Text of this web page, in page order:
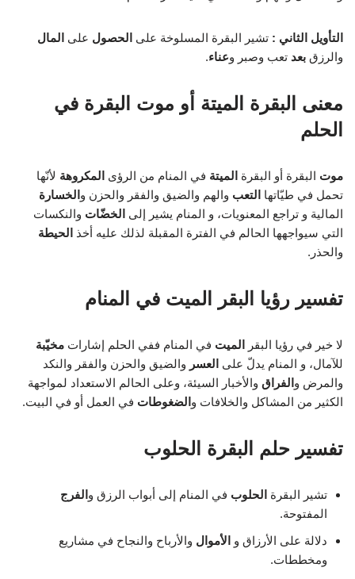
التأويل الثاني : تشير البقرة المسلوخة على الحصول على المال
والرزق بعد تعب وصبر وعناء.
معنى البقرة الميتة أو موت البقرة في
الحلم
موت البقرة أو البقرة الميتة في المنام من الرؤى المكروهة لأنّها
تحمل في طيّاتها التعب والهم والضيق والفقر والحزن و الخسارة
المالية و تراجع المعنويات، و المنام يشير إلى الخضّات والنكسات
التي سيواجهها الحالم في الفترة المقبلة لذلك عليه أخذ الحيطة
والحذر.
تفسير رؤيا البقر الميت في المنام
لا خير في رؤيا البقر الميت في المنام ففي الحلم إشارات مخيّبة
للآمال، و المنام يدلّ على العسر والضيق والحزن والفقر والنكد
والمرض و الفراق والأخبار السيئة، وعلى الحالم الاستعداد لمواجهة
الكثير من المشاكل والخلافات و الضغوطات في العمل أو في البيت.
تفسير حلم البقرة الحلوب
تشير البقرة الحلوب في المنام إلى أبواب الرزق و الفرج
المفتوحة.
دلالة على الأرزاق و الأموال والأرباح والنجاح في مشاريع
ومخططات.